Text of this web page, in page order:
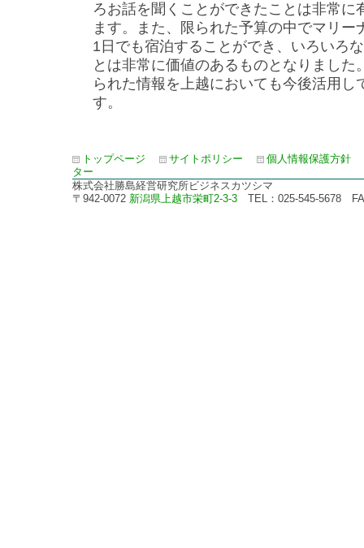
ろお話を聞くことができたことは非常に
ます。また、限られた予算の中でマリー
1日でも宿泊することができ、いろいろ
とは非常に価値のあるものとなりました
られた情報を上越においても今後活用し
す。
トップページ サイトポリシー
個人情報保護方針
ター
株式会社勝島経営研究所ビジネスカツシマ
〒942-0072 新潟県上越市栄町2-3-3 TEL：025-545-5678